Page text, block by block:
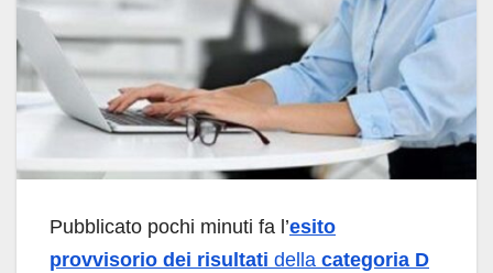
Pubblicato pochi minuti fa l’esito
provvisorio dei risultati della categoria D